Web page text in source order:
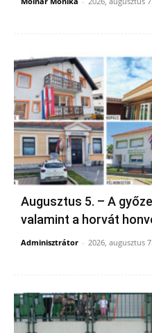
Augusztus 5. – A
valamint a horvát
Adminisztrátor - 2026, augusztus 7.